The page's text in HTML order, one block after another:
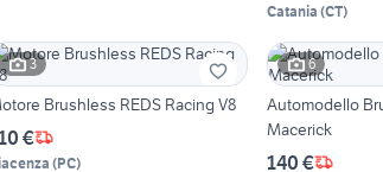
Catania (CT)
3
Brushless REDS Racing V8
€
(PC)
6
Automodello
Macerick
140 €